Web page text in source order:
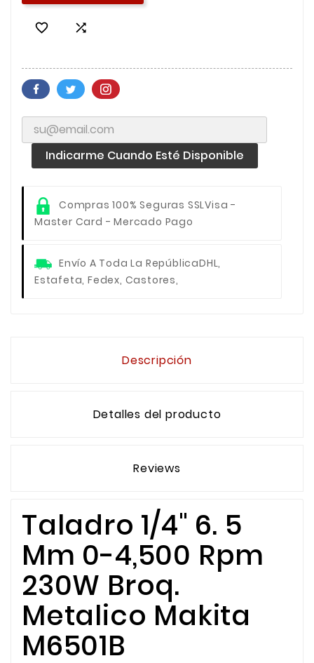
 
Indicarme Cuando Esté Disponible
Compras 100% Seguras SSLVisa -
Master Card - Mercado Pago
Envío A Toda La RepúblicaDHL,
Estafeta, Fedex, Castores,
Descripción
Detalles del producto
Reviews
Taladro 1/4" 6. 5
Mm 0-4,500 Rpm
230W Broq.
Metalico Makita
M6501B